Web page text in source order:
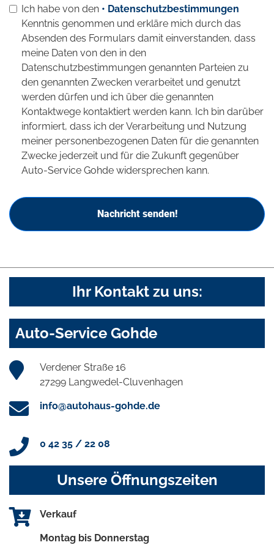
Ich habe von den • Datenschutzbestimmungen
Kenntnis genommen und erkläre mich durch das
Absenden des Formulars damit einverstanden, dass
meine Daten von den in den
Datenschutzbestimmungen genannten Parteien zu
den genannten Zwecken verarbeitet und genutzt
werden dürfen und ich über die genannten
Kontaktwege kontaktiert werden kann. Ich bin darüber
informiert, dass ich der Verarbeitung und Nutzung
meiner personenbezogenen Daten für die genannten
Zwecke jederzeit und für die Zukunft gegenüber
Auto-Service Gohde widersprechen kann.
Nachricht senden!
Ihr Kontakt zu uns:
Auto-Service Gohde
Verdener Straße 16
27299 Langwedel-Cluvenhagen
info@autohaus-gohde.de
0 42 35 / 22 08
Unsere Öffnungszeiten
Verkauf
Montag bis Donnerstag